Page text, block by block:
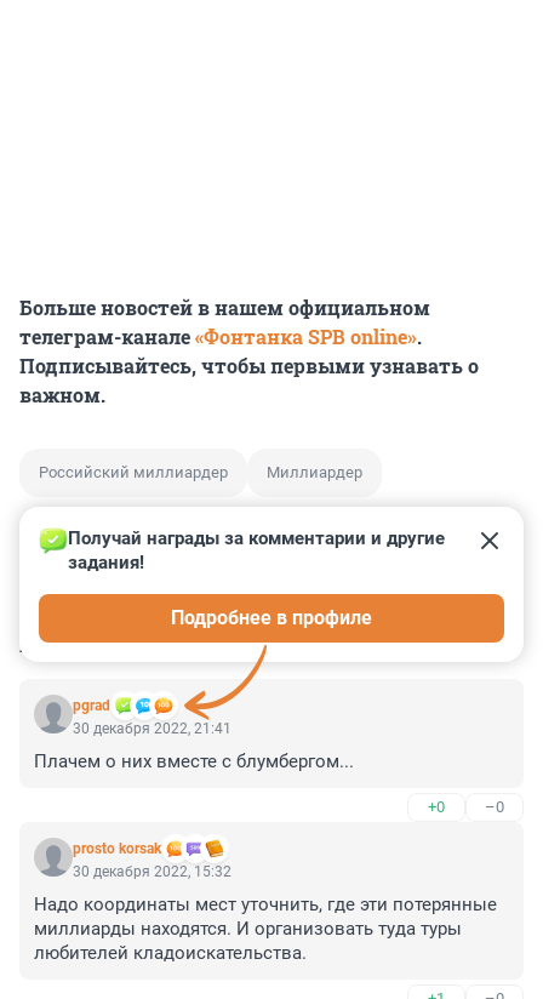
Больше новостей в нашем официальном
телеграм-канале«Фонтанка SPB online».
Подписывайтесь, чтобы первыми узнавать о
важном.
Российский миллиардер Миллиардер
КОММЕНТАРИИ 28
pgrad
Получай награды за комментарии и другие
задания!
Подробнее в профиле
30 декабря 2022, 21:41
Плачем о них вместе с блумбергом...
+0 –0
prosto korsak
30 декабря 2022, 15:32
Надо координаты мест уточнить, где эти потерянные
миллиарды находятся. И организовать туда туры
любителей кладоискательства.